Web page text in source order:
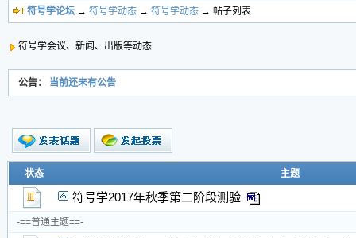
符号学论坛 → 符号学动态 → 符号学动态 → 帖子列表
符号学会议、新闻、出版等动态
公告： 当前还未有公告
新的主题
投票帖
新小字报
状态 主题
符号学2017年秋季第二阶段测验
-==普通主题==-